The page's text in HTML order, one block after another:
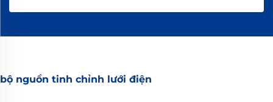
bộ nguồn tinh chỉnh lưới điện